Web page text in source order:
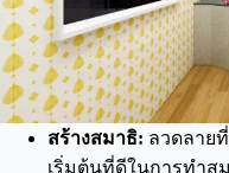
สร้างสมาธิ: ลวดลาย
เริ่มต้นที่ดีในการทำส